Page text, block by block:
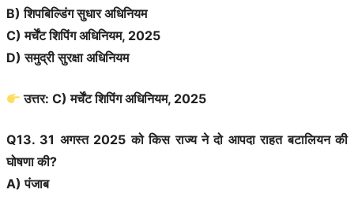
B) शिपबिल्डिंग सुधार अधिनियम
C) मर्चेंट शिपिंग अधिनियम, 2025
D) समुद्री सुरक्षा अधिनियम
उत्तर: C) मर्चेंट शिपिंग अधिनियम, 2025
Q13. 31 अगस्त 2025 को किस राज्य ने दो आपदा राहत बटालियन की
घोषणा की?
A) पंजाब